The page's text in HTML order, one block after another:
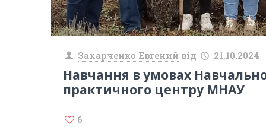
Захарченко Евгений від 21.10.2024
Навчання в умовах
практичного центру МНАУ
6